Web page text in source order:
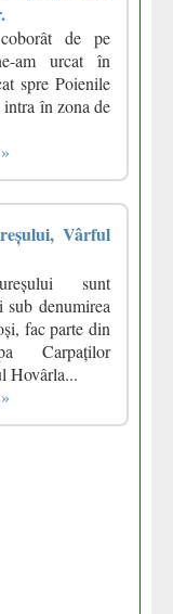
de pe
am urcat în
spre Poienile
în zona de
Vârful
sunt
sub denumirea
fac parte din
Carpaților
Hovârla...